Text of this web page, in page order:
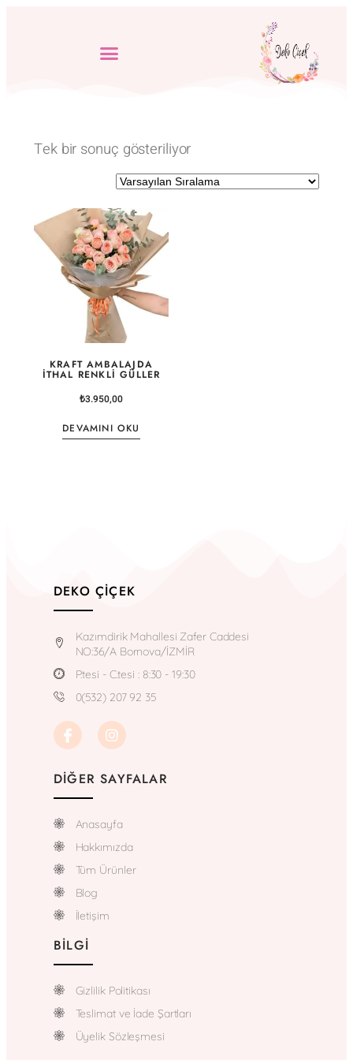
Tek bir sonuç gösteriliyor
KRAFT AMBALAJDA
İTHAL RENKLI GÜLLER
₺3.950,00
DEVAMINI OKU
DEKO ÇIÇEK
Kazımdirik Mahallesi Zafer Caddesi
NO:36/A Bornova/İZMİR
P.tesi - C.tesi : 8:30 - 19:30
0(532) 207 92 35
DIĞER SAYFALAR
Anasayfa
Hakkımızda
Tüm Ürünler
Blog
İletişim
BILGI
Gizlilik Politikası
Teslimat ve İade Şartları
Üyelik Sözleşmesi